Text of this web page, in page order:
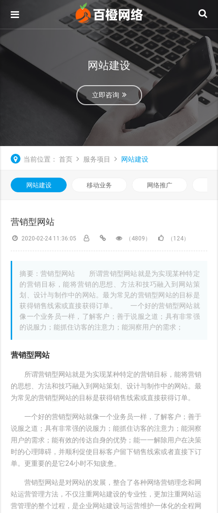
网站建设
立即咨询
当前位置： 首页 服务项目 网站建设
网站建设 移动业务 网络推广
营销型网站
2020-02-24 11:36:05 （4809） （124）
摘要：营销型网站 所谓营销型网站就是为实现某种特定
的营销目标，能将营销的思想、方法和技巧融入到网站策
划、设计与制作中的网站。最为常见的营销型网站的目标是
获得销售线索或直接获得订单。 一个好的营销型网站就
像一个业务员一样，了解客户；善于说服之道；具有非常强
的说服力；能抓住访客的注意力；能洞察用户的需求；
营销型网站
所谓营销型网站就是为实现某种特定的营销目标，能将营销
的思想、方法和技巧融入到网站策划、设计与制作中的网站。最
为常见的营销型网站的目标是获得销售线索或直接获得订单。
一个好的营销型网站就像一个业务员一样，了解客户；善于
说服之道；具有非常强的说服力；能抓住访客的注意力；能洞察
用户的需求；能有效的传达自身的优势；能一一解除用户在决策
时的心理障碍，并顺利促使目标客户留下销售线索或者直接下订
单。更重要的是它24小时不知疲惫。
营销型网站是对网站的发展，整合了各种网络营销理念和网
站运营管理方法，不仅注重网站建设的专业性，更加注重网站运
营管理的整个过程，是企业网站建设与运营维护一体化的全程网